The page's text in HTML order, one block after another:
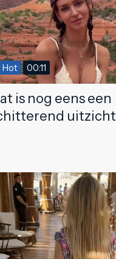
Hot 00:11
is nog eens een
uitzicht